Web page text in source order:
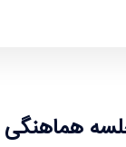
هماهنگی